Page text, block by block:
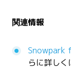
関連情報
Snowpark
らに詳しく